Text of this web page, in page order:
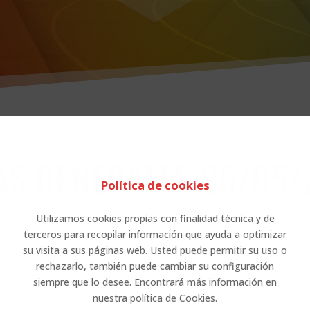
GENERALES 25/
Política de cookies
Utilizamos cookies propias con finalidad técnica y de
terceros para recopilar información que ayuda a optimizar
su visita a sus páginas web. Usted puede permitir su uso o
rechazarlo, también puede cambiar su configuración
siempre que lo desee. Encontrará más información en
nuestra política de Cookies.